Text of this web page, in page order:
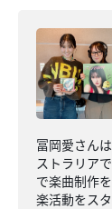
冨岡愛さん
ストラリア
で楽曲制作
楽活動をス